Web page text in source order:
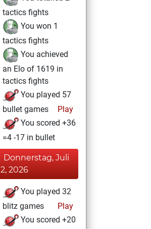
tactics fights
You won 1
tactics fights
You achieved
an Elo of 1619 in
tactics fights
You played 57
bullet games
Play
You scored +36
=4 -17 in bullet
Donnerstag, Juli
2, 2026
You played 32
blitz games
Play
You scored +20